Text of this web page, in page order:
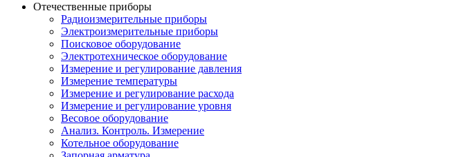
Отечественные приборы
Радиоизмерительные приборы
Электроизмерительные приборы
Поисковое оборудование
Электротехническое оборудование
Измерение и регулирование давления
Измерение температуры
Измерение и регулирование расхода
Измерение и регулирование уровня
Весовое оборудование
Анализ. Контроль. Измерение
Котельное оборудование